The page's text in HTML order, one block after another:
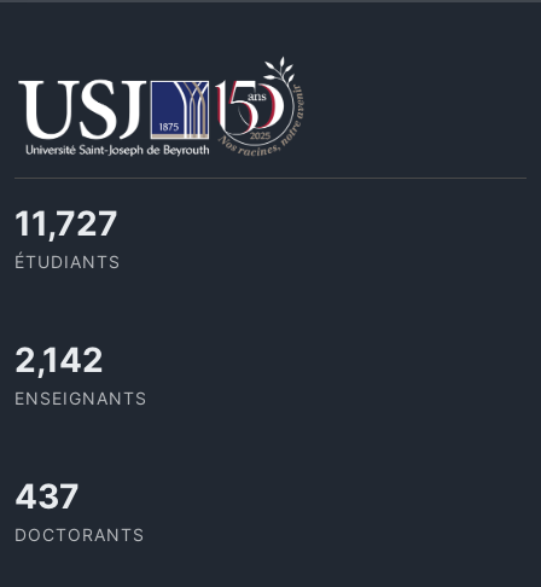
11,727
ÉTUDIANTS
2,142
ENSEIGNANTS
437
DOCTORANTS